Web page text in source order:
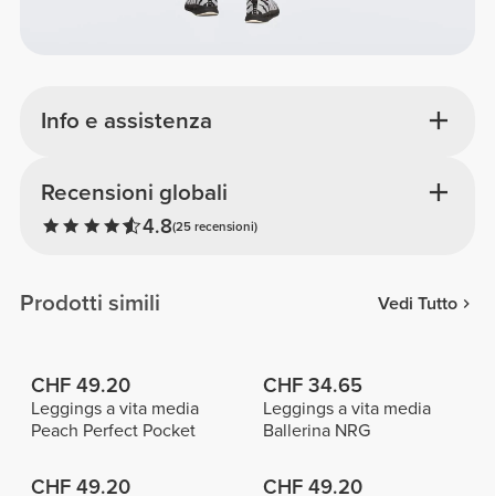
Info e assistenza
Recensioni globali
4.8(25 recensioni)
Prodotti simili Vedi Tutto
CHF 49.20
Leggings a vita media
Peach Perfect Pocket
CHF 34.65
Leggings a vita media
Ballerina NRG
CHF 49.20 CHF 49.20